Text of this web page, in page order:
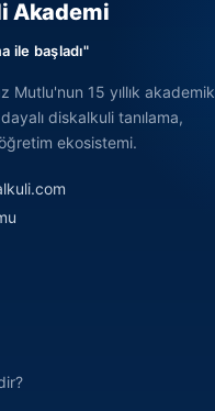
Akademi
ile başladı"
Mutlu'nun 15 yıllık akademik
diskalkuli tanılama,
ekosistemi.